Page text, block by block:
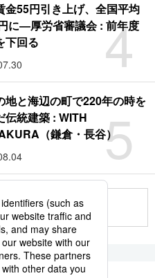
4
金55円引き上げ、全国平均
に―厚労省審議会 : 前年度
下回る
5
地と海辺の町で220年の時を
伝統建築 : WITH
（鎌倉・長谷）
る